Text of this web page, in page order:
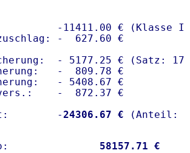
-11411.00 € (Klasse I)
-  627.60 €
- 5177.25 € (Satz:
-  809.78 €
- 5408.67 €
-  872.37 €
-24306.67 €
Brutto: 58157.71 €